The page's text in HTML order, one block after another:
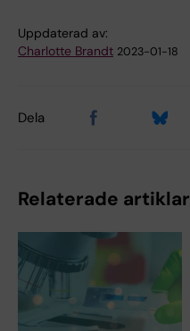
Uppdaterad av:
Charlotte Brandt 2023-01-18
Dela
Relaterade artiklar